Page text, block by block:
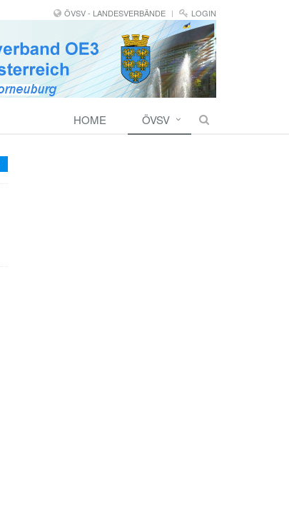
ÖVSV - LANDESVERBÄNDE LOGIN
HOME ÖVSV